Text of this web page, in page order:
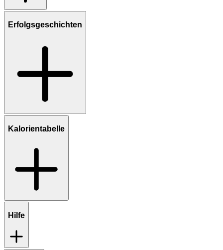
Erfolgsgeschichten
Kalorientabelle
Hilfe